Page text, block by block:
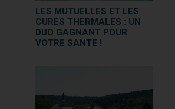
LES MUTUELLES ET LES
CURES THERMALES : UN
DUO GAGNANT POUR
VOTRE SANTE !